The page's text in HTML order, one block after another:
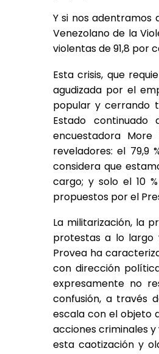
Y si nos adentramos
Venezolano de la
violentas de 91,8 por
Esta crisis, que
agudizada por el
popular y cerrando
Estado
encuestadora
reveladores: el 79,9
considera que
cargo; y solo el 10
propuestos por el
La militarización, la
protestas a lo largo
Provea ha
con dirección
expresamente no
confusión, a través
escala con el objeto
acciones criminales
esta caotización y